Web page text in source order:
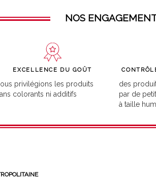
NOS
EXCELLENCE DU GOÛT
privilégions les produits
colorants ni additifs
des
par de
à taille